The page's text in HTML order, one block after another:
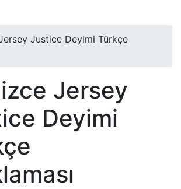
Justice Deyimi Türkçe
Jersey
Deyimi